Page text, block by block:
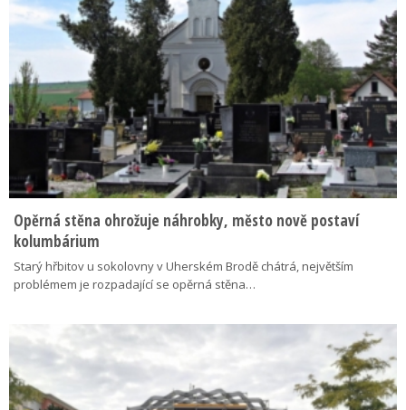
Opěrná stěna ohrožuje náhrobky, město nově postaví
kolumbárium
Starý hřbitov u sokolovny v Uherském Brodě chátrá, největším
problémem je rozpadající se opěrná stěna…